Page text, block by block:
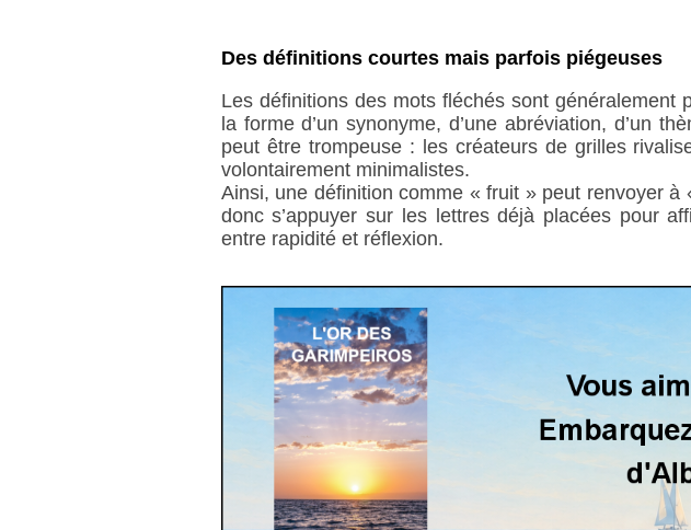
Des définitions courtes mais parfois piégeuses
Les définitions des mots fléchés sont
la forme d’un synonyme, d’une abréviation, d’un
peut être trompeuse : les créateurs de grilles
volontairement minimalistes.
Ainsi, une définition comme « fruit » peut renvoyer
donc s’appuyer sur les lettres déjà placées pour
entre rapidité et réflexion.